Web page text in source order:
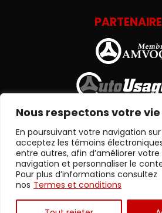
Nous respectons votre
En poursuivant votre navigation
acceptez les témoins
entre autres, afin d’améliorer
navigation et personnaliser le
Pour plus d’informations consultez
nos Termes et conditions
des marchands de véhicules